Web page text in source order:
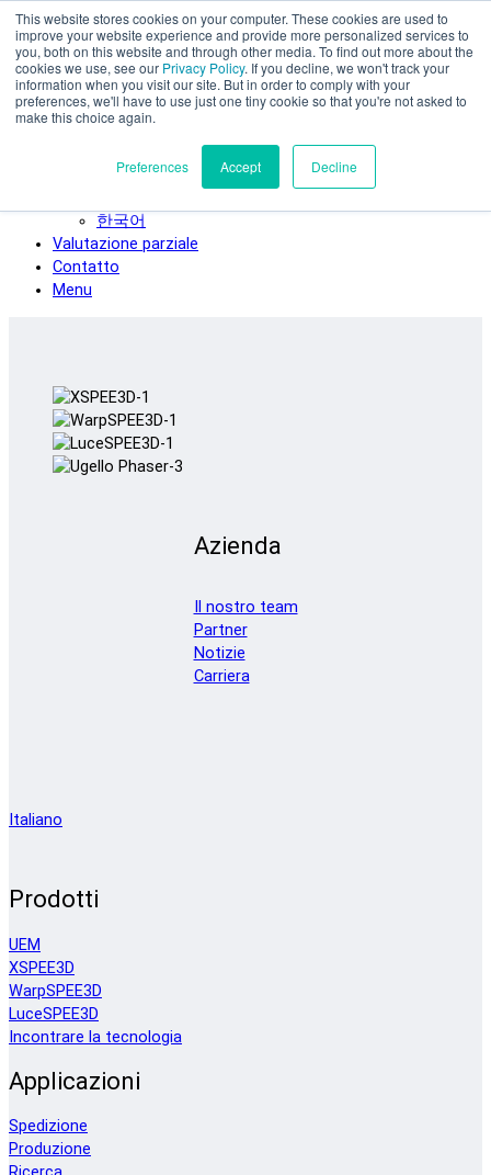
This website stores cookies on your computer. These cookies are used to
improve your website experience and provide more personalized services to
you, both on this website and through other media. To find out more about the
cookies we use, see our Privacy Policy. If you decline, we won't track your
information when you visit our site. But in order to comply with your
preferences, we'll have to use just one tiny cookie so that you're not asked to
make this choice again.
Preferences Accept Decline
Vai al contenuto principale
SPEE3D
Italiano
English
Español
Français
한국어
Valutazione parziale
Contatto
Menu
Azienda
Il nostro team
Partner
Notizie
Carriera
Italiano
Prodotti
UEM
XSPEE3D
WarpSPEE3D
LuceSPEE3D
Incontrare la tecnologia
Applicazioni
Spedizione
Produzione